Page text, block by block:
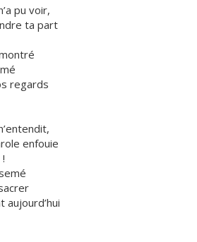
pu voir,
ta part
regards
enfouie
aujourd’hui